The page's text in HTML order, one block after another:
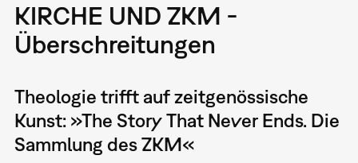
KIRCHE UND ZKM -
Überschreitungen
Theologie trifft auf zeitgenössische
Kunst: »The Story That Never Ends. Die
Sammlung des ZKM«